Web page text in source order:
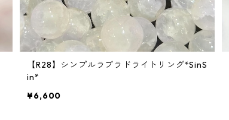
【R28】シンプルラブラドライトリング*SinS
in*
¥6,600